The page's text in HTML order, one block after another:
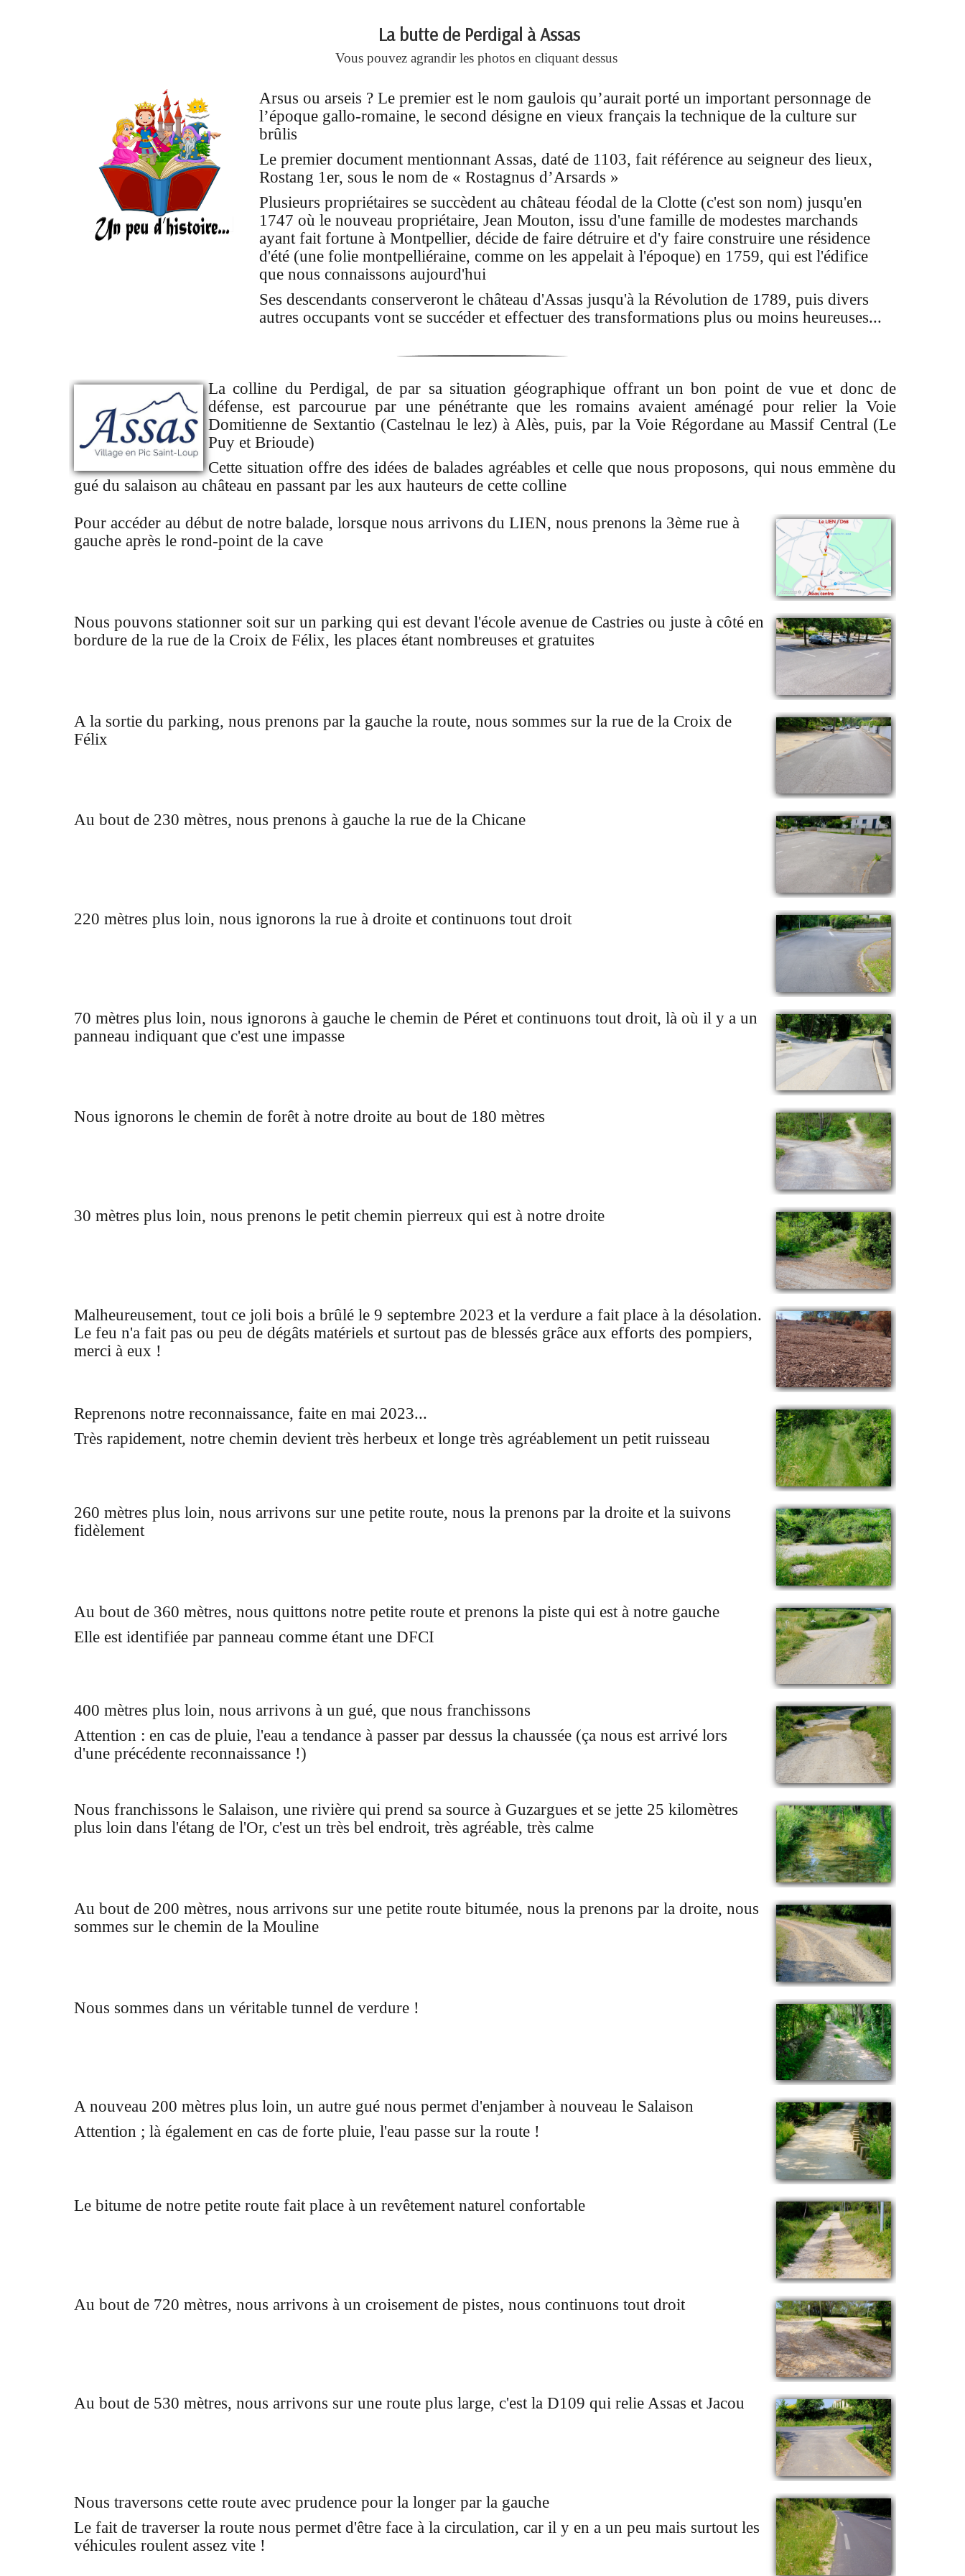
La butte de Perdigal à Assas
Vous pouvez agrandir les photos en cliquant dessus
Arsus ou arseis ? Le premier est le nom gaulois qu’aurait porté un important personnage de
l’époque gallo-romaine, le second désigne en vieux français la technique de la culture sur
brûlis
Le premier document mentionnant Assas, daté de 1103, fait référence au seigneur des lieux,
Rostang 1er, sous le nom de « Rostagnus d’Arsards »
Plusieurs propriétaires se succèdent au château féodal de la Clotte (c'est son nom) jusqu'en
1747 où le nouveau propriétaire, Jean Mouton, issu d'une famille de modestes marchands
ayant fait fortune à Montpellier, décide de faire détruire et d'y faire construire une résidence
d'été (une folie montpelliéraine, comme on les appelait à l'époque) en 1759, qui est l'édifice
que nous connaissons aujourd'hui
Ses descendants conserveront le château d'Assas jusqu'à la Révolution de 1789, puis divers
autres occupants vont se succéder et effectuer des transformations plus ou moins heureuses...
La colline du Perdigal, de par sa situation géographique offrant un bon point de vue et donc de
défense, est parcourue par une pénétrante que les romains avaient aménagé pour relier la Voie
Domitienne de Sextantio (Castelnau le lez) à Alès, puis, par la Voie Régordane au Massif Central (Le
Puy et Brioude)
Cette situation offre des idées de balades agréables et celle que nous proposons, qui nous emmène du
gué du salaison au château en passant par les aux hauteurs de cette colline
Pour accéder au début de notre balade, lorsque nous arrivons du LIEN, nous prenons la 3ème rue à
gauche après le rond-point de la cave
Nous pouvons stationner soit sur un parking qui est devant l'école avenue de Castries ou juste à côté en
bordure de la rue de la Croix de Félix, les places étant nombreuses et gratuites
A la sortie du parking, nous prenons par la gauche la route, nous sommes sur la rue de la Croix de
Félix
Au bout de 230 mètres, nous prenons à gauche la rue de la Chicane
220 mètres plus loin, nous ignorons la rue à droite et continuons tout droit
70 mètres plus loin, nous ignorons à gauche le chemin de Péret et continuons tout droit, là où il y a un
panneau indiquant que c'est une impasse
Nous ignorons le chemin de forêt à notre droite au bout de 180 mètres
30 mètres plus loin, nous prenons le petit chemin pierreux qui est à notre droite
Malheureusement, tout ce joli bois a brûlé le 9 septembre 2023 et la verdure a fait place à la désolation.
Le feu n'a fait pas ou peu de dégâts matériels et surtout pas de blessés grâce aux efforts des pompiers,
merci à eux !
Reprenons notre reconnaissance, faite en mai 2023...
Très rapidement, notre chemin devient très herbeux et longe très agréablement un petit ruisseau
260 mètres plus loin, nous arrivons sur une petite route, nous la prenons par la droite etla suivons
fidèlement
Au bout de 360 mètres, nous quittons notre petite route et prenons la piste qui est à notre gauche
Elle est identifiée par panneau comme étant une DFCI
400 mètres plus loin, nous arrivons à un gué, que nous franchissons
Attention : en cas de pluie, l'eau a tendance à passer par dessus la chaussée (ça nous est arrivé lors
d'une précédente reconnaissance !)
Nous franchissons le Salaison, une rivière qui prend sa source à Guzargues et se jette 25 kilomètres
plus loin dans l'étang de l'Or, c'est un très bel endroit, très agréable, très calme
Au bout de 200 mètres, nous arrivons sur une petite route bitumée, nous la prenons par la droite, nous
sommes sur le chemin de la Mouline
Nous sommes dans un véritable tunnel de verdure !
A nouveau 200 mètres plus loin, un autre gué nous permet d'enjamber à nouveau le Salaison
Attention ; là également en cas de forte pluie, l'eau passe sur la route !
Le bitume de notre petite route fait place à un revêtement naturel confortable
Au bout de 720 mètres, nous arrivons à un croisement de pistes, nous continuons tout droit
Au bout de 530 mètres, nous arrivons sur une route plus large, c'est la D109 qui relie Assas et Jacou
Nous traversons cette route avec prudence pour la longer par la gauche
Le fait de traverser la route nous permet d'être face à la circulation, car il y en a un peu mais surtout les
véhicules roulent assez vite !